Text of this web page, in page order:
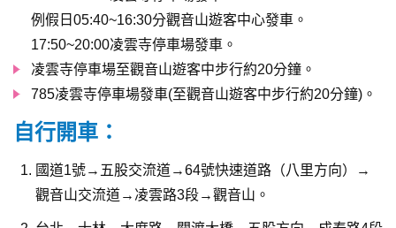
例假日05:40~16:30分觀音山遊客中心發車。
17:50~20:00凌雲寺停車場發車。
凌雲寺停車場至觀音山遊客中步行約20分鐘。
785凌雲寺停車場發車(至觀音山遊客中步行約20分鐘)。
自行開車：
國道1號→五股交流道→64號快速道路（八里方向）→
觀音山交流道→凌雲路3段→觀音山。